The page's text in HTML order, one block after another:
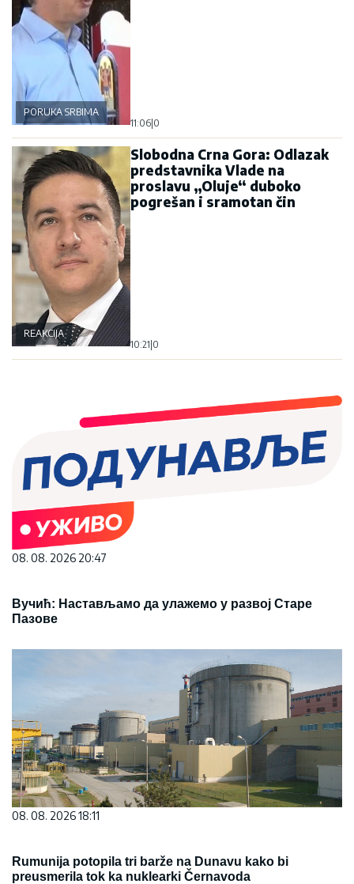
PORUKA SRBIMA
11:06|0
REAKCIJA
Slobodna Crna Gora: Odlazak
predstavnika Vlade na
proslavu „Oluje“ duboko
pogrešan i sramotan čin
10:21|0
08. 08. 2026 20:47
Вучић: Настављамо да улажемо у развој Старе
Пазове
08. 08. 2026 18:11
Rumunija potopila tri barže na Dunavu kako bi
preusmerila tok ka nuklearki Černavoda